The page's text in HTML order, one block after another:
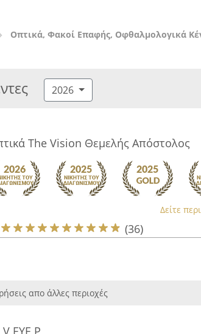
Οπτικά, Φακοί Επαφής, Οφθαλμολογικά
2026
The Vision Θεμελής Απόστολος
Δείτε
(36)
απο άλλες περιοχές
V EYE P